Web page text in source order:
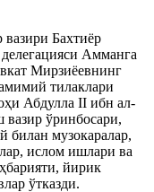
Бахтиёр
Амманга
Мирзиёевнинг
тилаклари
Абдулла II ибн ал-
ўринбосари,
музокаралар,
ислом ишлари ва
йирик
ўтказди.